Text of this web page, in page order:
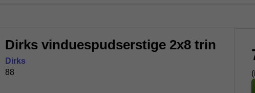
Dirks vinduespudserstige 2x8 trin
Dirks
88